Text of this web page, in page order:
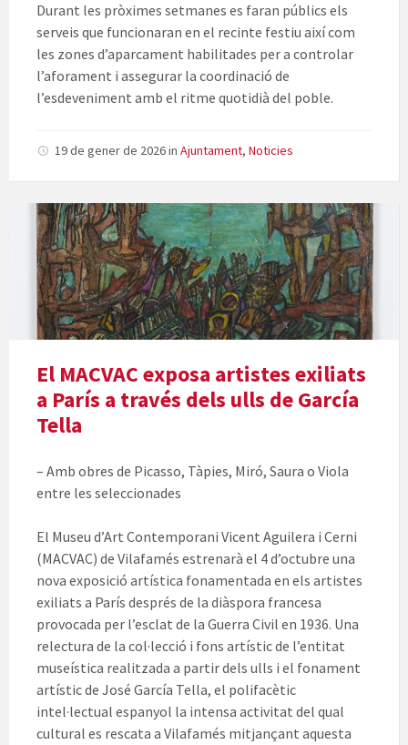
Durant les pròximes setmanes es faran públics els
serveis que funcionaran en el recinte festiu així com
les zones d’aparcament habilitades per a controlar
l’aforament i assegurar la coordinació de
l’esdeveniment amb el ritme quotidià del poble.
19 de gener de 2026in Ajuntament, Noticies
El MACVAC exposa artistes exiliats
a París a través dels ulls de García
Tella
– Amb obres de Picasso, Tàpies, Miró, Saura o Viola
entre les seleccionades
El Museu d’Art Contemporani Vicent Aguilera i Cerni
(MACVAC) de Vilafamés estrenarà el 4 d’octubre una
nova exposició artística fonamentada en els artistes
exiliats a París després de la diàspora francesa
provocada per l’esclat de la Guerra Civil en 1936. Una
relectura de la col·lecció i fons artístic de l’entitat
museística realitzada a partir dels ulls i el fonament
artístic de José García Tella, el polifacètic
intel·lectual espanyol la intensa activitat del qual
cultural es rescata a Vilafamés mitjançant aquesta